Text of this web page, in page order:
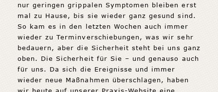
nur geringen grippalen Symptomen bleiben erst
mal zu Hause, bis sie wieder ganz gesund sind.
So kam es in den letzten Wochen auch immer
wieder zu Terminverschiebungen, was wir sehr
bedauern, aber die Sicherheit steht bei uns ganz
oben. Die Sicherheit für Sie – und genauso auch
für uns. Da sich die Ereignisse und immer
wieder neue Maßnahmen überschlagen, haben